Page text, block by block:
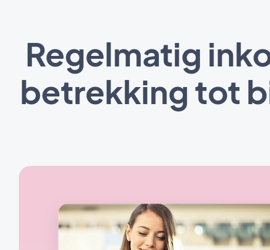
Regelmatig
betrekking tot